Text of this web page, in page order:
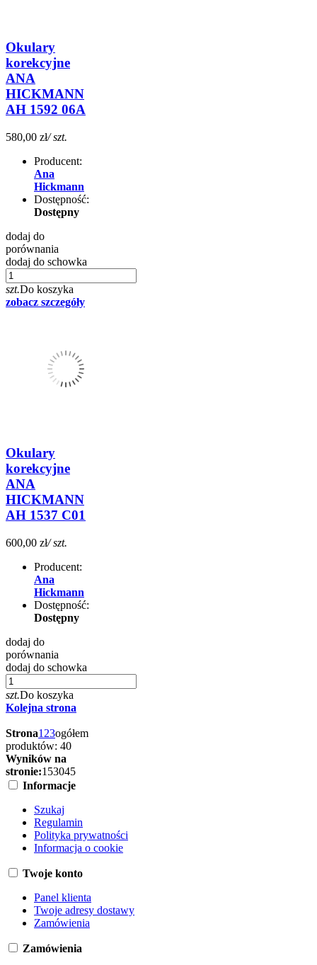
Okulary
korekcyjne
ANA
HICKMANN
AH 1592 06A
580,00 zł/ szt.
Producent:
Ana
Hickmann
Dostępność:
Dostępny
dodaj do
porównania
dodaj do schowka
szt.Do koszyka
zobacz szczegóły
Okulary
korekcyjne
ANA
HICKMANN
AH 1537 C01
600,00 zł/ szt.
Producent:
Ana
Hickmann
Dostępność:
Dostępny
dodaj do
porównania
dodaj do schowka
szt.Do koszyka
Kolejna strona
Strona1 23ogółem
produktów: 40
Wyników na
stronie:153045
Informacje
Szukaj
Regulamin
Polityka prywatności
Informacja o cookie
Twoje konto
Panel klienta
Twoje adresy dostawy
Zamówienia
Zamówienia